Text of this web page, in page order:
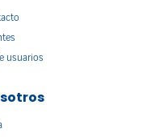
usuarios